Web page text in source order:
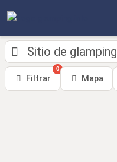
Sitio de glamping
Filtrar
0
Mapa